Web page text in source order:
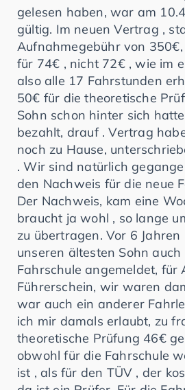
gelesen haben, war am
gültig. Im neuen Vertrag ,
Aufnahmegebühr von
für 74€ , nicht 72€ , wie im
also alle 17 Fahrstunden
50€ für die theoretische
Sohn schon hinter sich
bezahlt, drauf . Vertrag
noch zu Hause,
. Wir sind natürlich
den Nachweis für die neue
Der Nachweis, kam eine
braucht ja wohl , so lange
zu übertragen. Vor 6
unseren ältesten Sohn
Fahrschule angemeldet, für
Führerschein, wir waren
war auch ein anderer
ich mir damals erlaubt, zu
theoretische Prüfung 46€
obwohl für die Fahrschule
ist , als für den TÜV , der